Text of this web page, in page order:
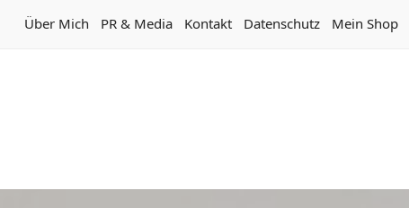
Über Mich PR & Media Kontakt Datenschutz Mein Shop